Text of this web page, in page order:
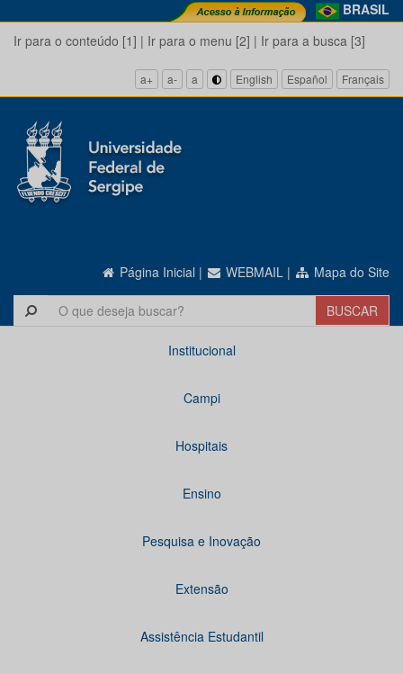
BRASIL
Ir para o conteúdo [1] | Ir para o menu [2] | Ir para a busca [3]
a+ a- a English Español Français
Página Inicial | WEBMAIL | Mapa do Site
Institucional
Campi
Hospitais
Ensino
Pesquisa e Inovação
Extensão
Assistência Estudantil